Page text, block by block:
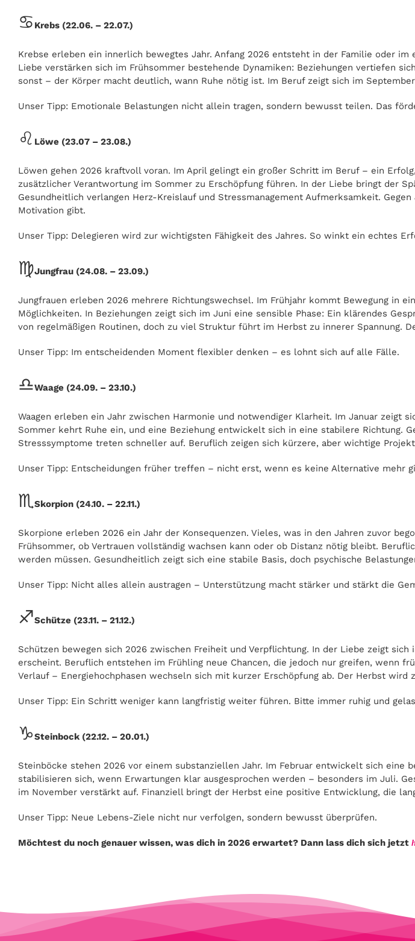
♋ Krebs (22.06. – 22.07.)
Krebse erleben ein innerlich bewegtes Jahr. Anfang 2026 entsteht in der Familie oder
Liebe verstärken sich im Frühsommer bestehende Dynamiken: Beziehungen vertiefen
sonst – der Körper macht deutlich, wann Ruhe nötig ist. Im Beruf zeigt sich im
Unser Tipp: Emotionale Belastungen nicht allein tragen, sondern bewusst teilen. Das
♌ Löwe (23.07 – 23.08.)
Löwen gehen 2026 kraftvoll voran. Im April gelingt ein großer Schritt im Beruf – ein
zusätzlicher Verantwortung im Sommer zu Erschöpfung führen. In der Liebe bringt der
Gesundheitlich verlangen Herz-Kreislauf und Stressmanagement Aufmerksamkeit.
Motivation gibt.
Unser Tipp: Delegieren wird zur wichtigsten Fähigkeit des Jahres. So winkt ein echtes
♍Jungfrau (24.08. – 23.09.)
Jungfrauen erleben 2026 mehrere Richtungswechsel. Im Frühjahr kommt Bewegung in
Möglichkeiten. In Beziehungen zeigt sich im Juni eine sensible Phase: Ein klärendes
von regelmäßigen Routinen, doch zu viel Struktur führt im Herbst zu innerer Spannung.
Unser Tipp: Im entscheidenden Moment flexibler denken – es lohnt sich auf alle Fälle.
♎Waage (24.09. – 23.10.)
Waagen erleben ein Jahr zwischen Harmonie und notwendiger Klarheit. Im Januar
Sommer kehrt Ruhe ein, und eine Beziehung entwickelt sich in eine stabilere Richtung.
Stresssymptome treten schneller auf. Beruflich zeigen sich kürzere, aber wichtige
Unser Tipp: Entscheidungen früher treffen – nicht erst, wenn es keine Alternative mehr
♏Skorpion (24.10. – 22.11.)
Skorpione erleben 2026 ein Jahr der Konsequenzen. Vieles, was in den Jahren zuvor
Frühsommer, ob Vertrauen vollständig wachsen kann oder ob Distanz nötig bleibt.
werden müssen. Gesundheitlich zeigt sich eine stabile Basis, doch psychische
Unser Tipp: Nicht alles allein austragen – Unterstützung macht stärker und stärkt die
♐Schütze (23.11. – 21.12.)
Schützen bewegen sich 2026 zwischen Freiheit und Verpflichtung. In der Liebe zeigt
erscheint. Beruflich entstehen im Frühling neue Chancen, die jedoch nur greifen, wenn
Verlauf – Energiehochphasen wechseln sich mit kurzer Erschöpfung ab. Der Herbst wird
Unser Tipp: Ein Schritt weniger kann langfristig weiter führen. Bitte immer ruhig und
♑Steinbock (22.12. – 20.01.)
Steinböcke stehen 2026 vor einem substanziellen Jahr. Im Februar entwickelt sich eine
stabilisieren sich, wenn Erwartungen klar ausgesprochen werden – besonders im Juli.
im November verstärkt auf. Finanziell bringt der Herbst eine positive Entwicklung, die
Unser Tipp: Neue Lebens-Ziele nicht nur verfolgen, sondern bewusst überprüfen.
Möchtest du noch genauer wissen, was dich in 2026 erwartet? Dann lass dich sich jetzt